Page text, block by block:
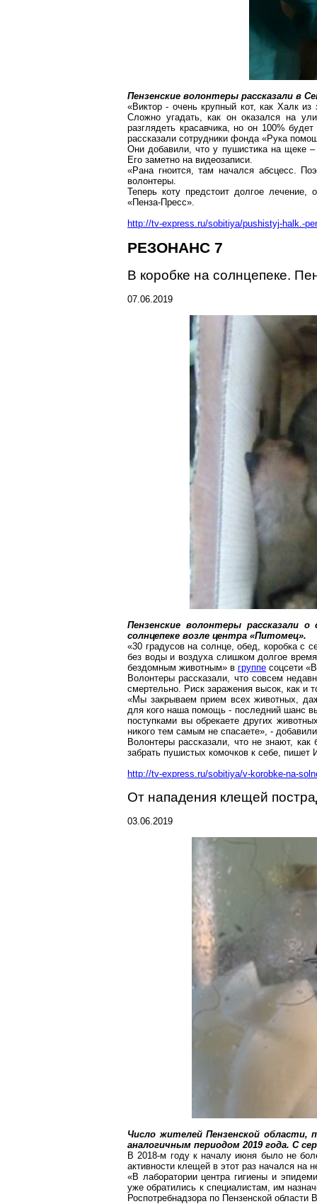
Пензенские волонтеры рассказали в
«Виктор - очень крупный кот, как Халкиз
Сложно угадать, как он оказался на
разглядеть красавчика, но он 100%
рассказали сотрудники фонда «Рука
Они добавили, что у пушистикана щеке –
Его заметно на видеозаписи.
«Рана гноится, там начался абсцесс.
волонтеры.
Теперь коту предстоит долгое лечение,
«Пенза-Пресс».
http://tv-express.ru/sobitiya/pushistyj-halk.-
РЕЗОНАНС 7
В коробке на солнцепеке.
07.06.2019
Пензенские волонтеры рассказали
солнцепеке возле центра «Питомец».
«30 градусов на солнце, обед, коробка
без воды и воздуха слишком долгое
бездомным животным» в группе соцсети «
Волонтеры рассказали, что совсем
смертельно. Риск заражения высок, как и
«Мы закрываем прием всех животных,
для кого наша помощь - последний шанс
поступками вы обрекаете других
никого тем самым не спасаете», -
Волонтеры рассказали, что не знают,
забрать пушистых комочков к себе, пишет
http://tv-express.ru/sobitiya/v-korobke-na-
От нападения клещей
03.06.2019
Число жителей Пензенской области,
аналогичным периодом 2019 года. С
В 2018-м году к началу июня было не
активности клещей в этот раз начался на
«В лаборатории центра гигиены и
уже обратились к специалистам, им
Роспотребнадзорапо Пензенской области